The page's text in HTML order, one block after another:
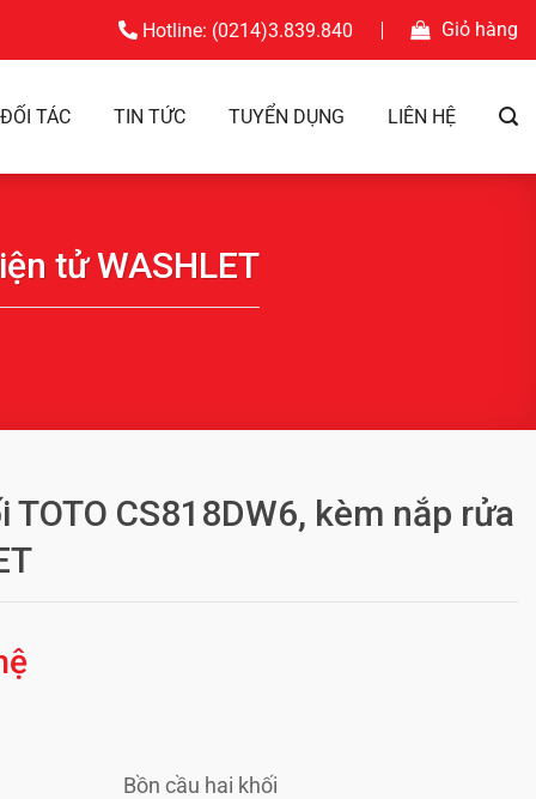
Hotline: (0214)3.839.840 Giỏ hàng
ĐỐI TÁC TIN TỨC TUYỂN DỤNG LIÊN HỆ
tử WASHLET
TOTO CS818DW6, kèm nắp rửa
Bồn cầu hai khối